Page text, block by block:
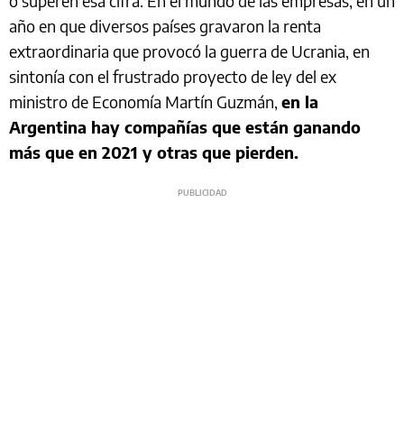
año en que diversos países gravaron la renta
extraordinaria que provocó la guerra de Ucrania, en
sintonía con el frustrado proyecto de ley del ex
ministro de Economía Martín Guzmán, en la
Argentina hay compañías que están ganando
más que en 2021 y otras que pierden.